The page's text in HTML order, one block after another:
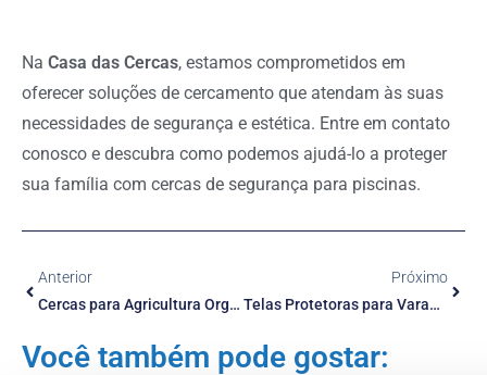
Na Casa das Cercas, estamos comprometidos em
oferecer soluções de cercamento que atendam às suas
necessidades de segurança e estética. Entre em contato
conosco e descubra como podemos ajudá-lo a proteger
sua família com cercas de segurança para piscinas.
Anterior
Cercas para Agricultura Orgânica: Como Escolher Cercamentos que Respeitam os Princípios da Agricultura Sustentável
Próximo
Telas Protetoras para Varandas e Sacadas: Prevenindo Acidentes e Quedas em Altura
Você também pode gostar: